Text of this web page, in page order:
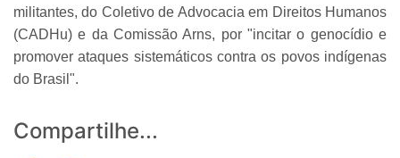
militantes, do Coletivo de Advocacia em Direitos Humanos
(CADHu) e da Comissão Arns, por "incitar o genocídio e
promover ataques sistemáticos contra os povos indígenas
do Brasil".
Compartilhe...